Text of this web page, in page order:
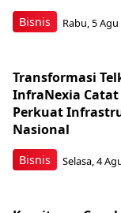
Bisnis Rabu, 5
Bisnis
Transformasi
InfraNexia
Perkuat
Nasional
Selasa, 4